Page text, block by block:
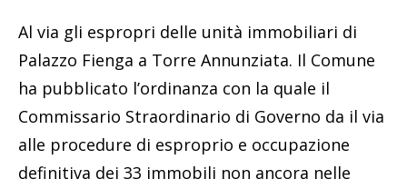
Al via gli espropri delle unità immobiliari di
Palazzo Fienga a Torre Annunziata. Il Comune
ha pubblicato l’ordinanza con la quale il
Commissario Straordinario di Governo da il via
alle procedure di esproprio e occupazione
definitiva dei 33 immobili non ancora nelle